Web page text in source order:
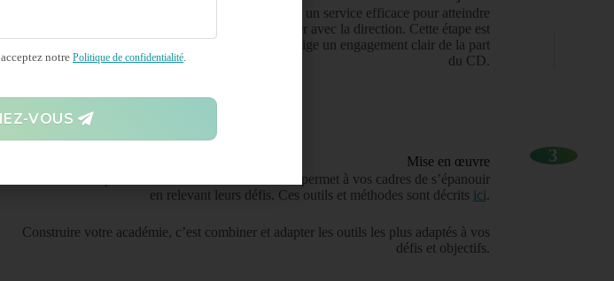
L’alignement sur votre stratégie fait du leadership un service efficace pour atteindre
vos objectifs. Cela implique généralement un atelier avec la direction. Cette étape est
décisive pour le succès: une direction efficace exige un engagement clair de la part
du CD.
–
3
Mise en œuvre
Un ensemble performant d’outils et de méthodes permet à vos cadres de s’épanouir
en relevant leurs défis. Ces outils et méthodes sont décrits ici.
Construire votre académie, c’est combiner et adapter les outils les plus adaptés à vos
défis et objectifs.
notre Politique de confidentialité.
VOUS